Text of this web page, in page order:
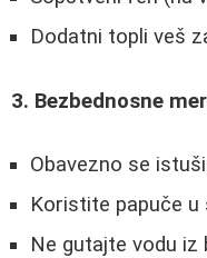
Dodatni topli veš
3. Bezbednosne
Obavezno se
Koristite papuče u
Ne gutajte vodu iz